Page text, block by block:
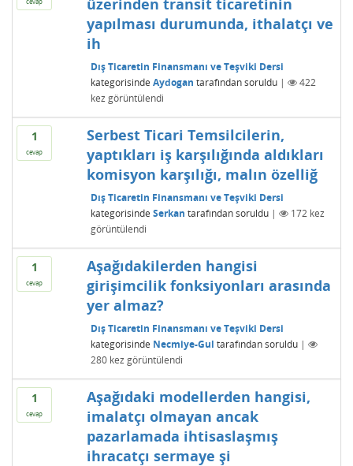
üzerinden transit ticaretinin
yapılması durumunda, ithalatçı ve
ih
Dış Ticaretin Finansmanı ve Teşviki Dersi
kategorisinde Aydogan tarafından soruldu |
422
kez görüntülendi
1
cevap
Serbest Ticari Temsilcilerin,
yaptıkları iş karşılığında aldıkları
komisyon karşılığı, malın özelliğ
Dış Ticaretin Finansmanı ve Teşviki Dersi
kategorisinde Serkan tarafından soruldu | 172kez
görüntülendi
1
cevap
Aşağıdakilerden hangisi
girişimcilik fonksiyonları arasında
yer almaz?
Dış Ticaretin Finansmanı ve Teşviki Dersi
kategorisinde Necmiye-Gul tarafından soruldu |
280kez görüntülendi
1
cevap
Aşağıdaki modellerden hangisi,
imalatçı olmayan ancak
pazarlamada ihtisaslaşmış
ihracatçı sermaye şi